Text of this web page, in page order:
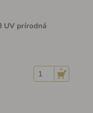
UV prírodná